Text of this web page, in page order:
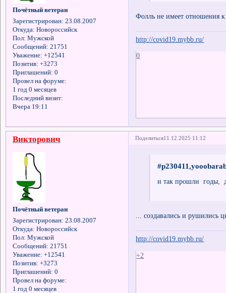
Почётный ветеран
Зарегистрирован: 23.08.2007
Откуда: Новороссийск
Пол: Мужской
Сообщений: 21751
Уважение: +12541
Позитив: +3273
Приглашений: 0
Провел на форуме:
1 год 0 месяцев
Последний визит:
Вчера 19:11
Фолль не имеет отношения к
http://covid19.mybb.ru/
0
Поделиться11.12.2025 11:12
Викторович
Почётный ветеран
Зарегистрирован: 23.08.2007
Откуда: Новороссийск
Пол: Мужской
Сообщений: 21751
Уважение: +12541
Позитив: +3273
Приглашений: 0
Провел на форуме:
1 год 0 месяцев
и так прошли годы,
... создавались и рушились
http://covid19.mybb.ru/
+2